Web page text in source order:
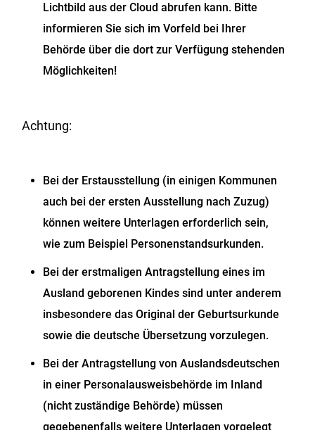
Lichtbild aus der Cloudabrufen kann. Bitte
informieren Sie sich im Vorfeld bei Ihrer
Behörde über die dort zur Verfügung stehenden
Möglichkeiten!
Achtung:
Bei der Erstausstellung (in einigen Kommunen
auch bei der ersten Ausstellung nach Zuzug)
können weitere Unterlagen erforderlich sein,
wie zum Beispiel Personenstandsurkunden.
Bei der erstmaligen Antragstellung eines im
Ausland geborenen Kindes sind unter anderem
insbesondere das Original der Geburtsurkunde
sowie die deutsche Übersetzung vorzulegen.
Bei der Antragstellung von Auslandsdeutschen
in einer Personalausweisbehörde im Inland
(nicht zuständige Behörde) müssen
gegebenenfalls weitere Unterlagen vorgelegt